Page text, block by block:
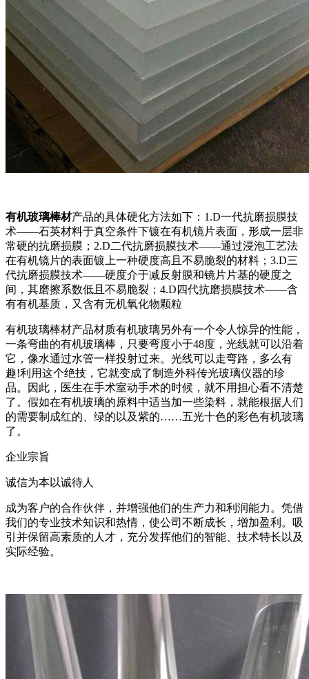
有机玻璃棒材产品的具体硬化方法如下：1.D一代抗磨损膜技
术——石英材料于真空条件下镀在有机镜片表面，形成一层非
常硬的抗磨损膜；2.D二代抗磨损膜技术——通过浸泡工艺法
在有机镜片的表面镀上一种硬度高且不易脆裂的材料；3.D三
代抗磨损膜技术——硬度介于减反射膜和镜片片基的硬度之
间，其磨擦系数低且不易脆裂；4.D四代抗磨损膜技术——含
有有机基质，又含有无机氧化物颗粒
有机玻璃棒材产品材质有机玻璃另外有一个令人惊异的性能，
一条弯曲的有机玻璃棒，只要弯度小于48度，光线就可以沿着
它，像水通过水管一样投射过来。光线可以走弯路，多么有
趣!利用这个绝技，它就变成了制造外科传光玻璃仪器的珍
品。因此，医生在手术室动手术的时候，就不用担心看不清楚
了。假如在有机玻璃的原料中适当加一些染料，就能根据人们
的需要制成红的、绿的以及紫的……五光十色的彩色有机玻璃
了。
企业宗旨
诚信为本以诚待人
成为客户的合作伙伴，并增强他们的生产力和利润能力。凭借
我们的专业技术知识和热情，使公司不断成长，增加盈利。吸
引并保留高素质的人才，充分发挥他们的智能、技术特长以及
实际经验。